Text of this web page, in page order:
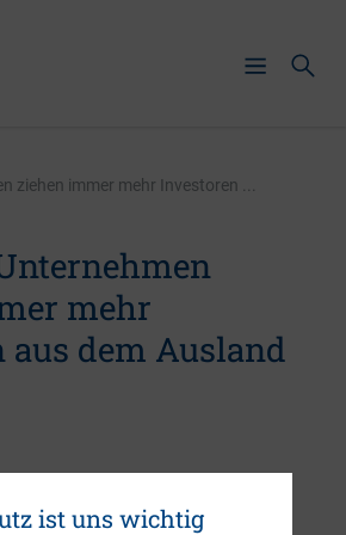
ziehen immer mehr Investoren ...
mehr
aus dem Ausland
ist uns wichtig